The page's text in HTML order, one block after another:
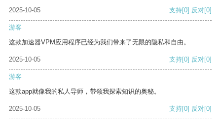
2025-10-05
支持[0] 反对[0]
游客
这款加速器VPM应用程序已经为我们带来了无限的隐私和自由。
2025-10-05 支持[0] 反对[0]
游客
这款app就像我的私人导师，带领我探索知识的奥秘。
2025-10-05 支持[0] 反对[0]